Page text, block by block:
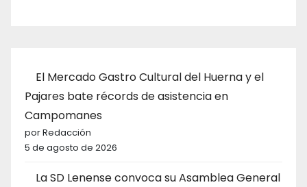
El Mercado Gastro Cultural del Huerna y el
Pajares bate récords de asistencia en
Campomanes
por Redacción
5 de agosto de 2026
La SD Lenense convoca su Asamblea General